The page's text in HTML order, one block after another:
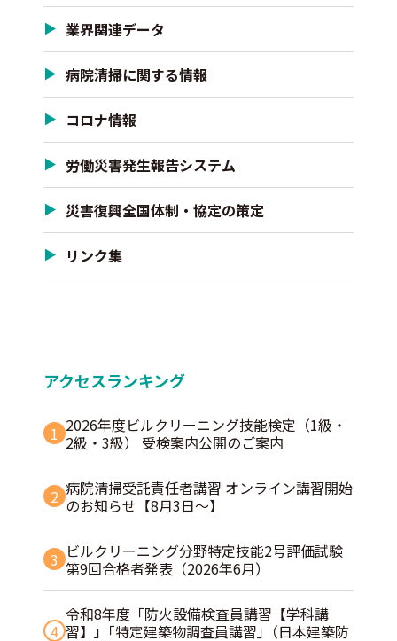
業界関連データ
病院清掃に関する情報
コロナ情報
労働災害発生報告システム
災害復興全国体制・協定の策定
リンク集
アクセスランキング
1 2026年度ビルクリーニング技能検定（1級・
2級・3級） 受検案内公開のご案内
2 病院清掃受託責任者講習 オンライン講習開始
のお知らせ【8月3日～】
3 ビルクリーニング分野特定技能2号評価試験
第9回合格者発表（2026年6月）
4
令和8年度「防火設備検査員講習【学科講
習】」｢特定建築物調査員講習｣（日本建築防